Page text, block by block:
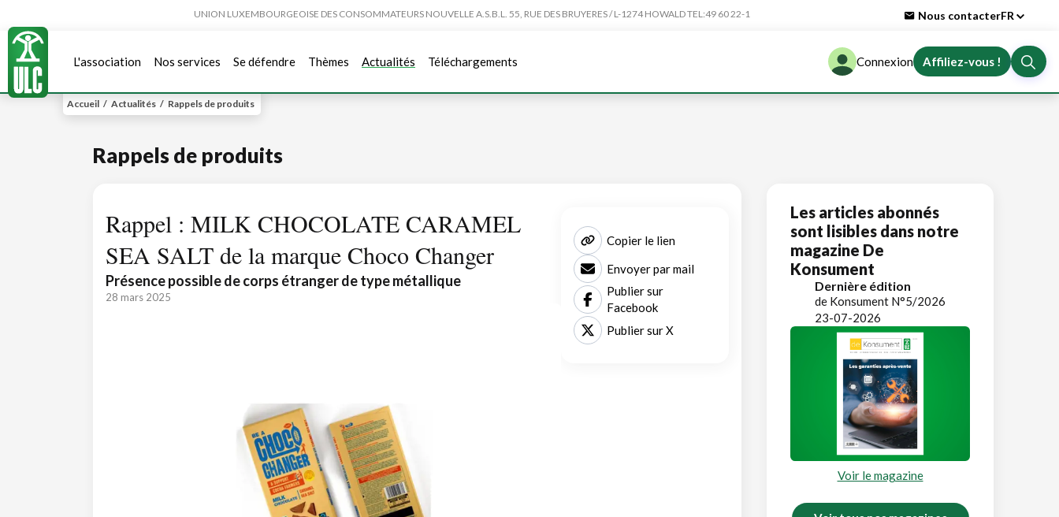
UNION LUXEMBOURGEOISE DES CONSOMMATEURS NOUVELLE A.S.B.L. 55, RUE DES BRUYERES / L-1274 HOWALD TEL:49 60 22-1 Nous contacterFR
L'association Nos services Se défendre Thèmes Actualités Téléchargements Connexion Affiliez-vous !
Accueil / Actualités / Rappels de produits
Rappels de produits
Rappel : MILK CHOCOLATE CARAMEL
SEA SALT de la marque Choco Changer
Présence possible de corps étranger de type métallique
28 mars 2025
Copier le lien
Envoyer par mail
Publier sur
Facebook
Publier sur X
Les articles abonnés
sont lisibles dans notre
magazine De
Konsument
Dernière édition
de Konsument N°5/2026
23-07-2026
Voir le magazine